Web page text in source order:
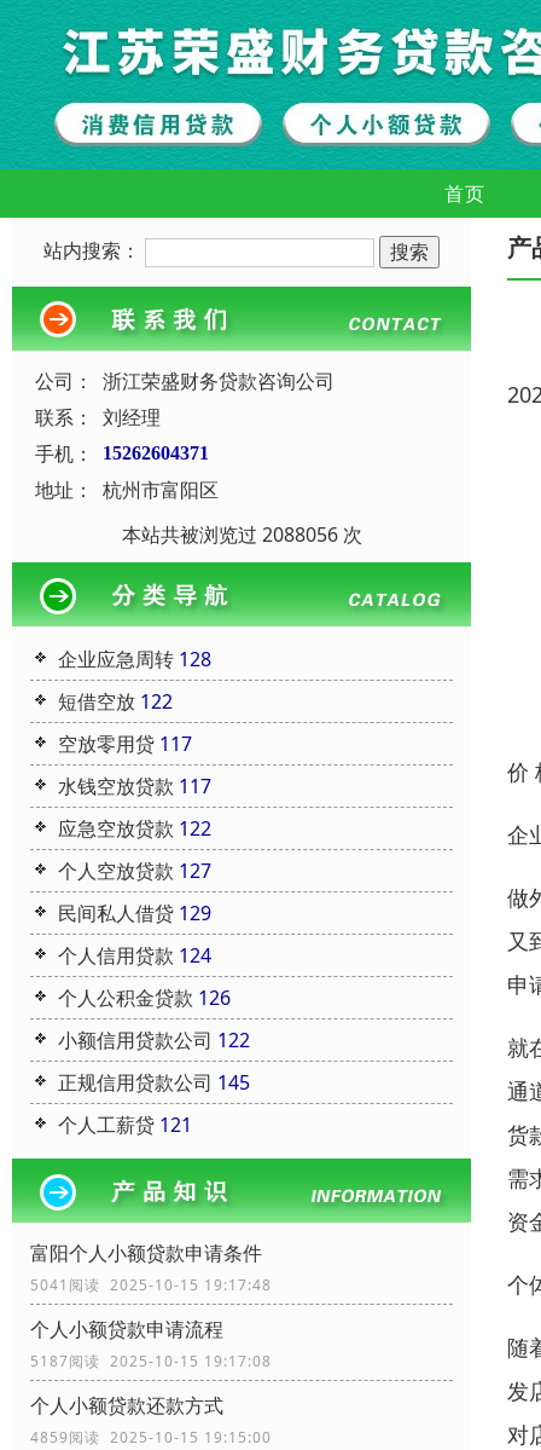
首页
站内搜索：
公司：
浙江荣盛财务贷款咨询公司
联系：
刘经理
手机：
15262604371
地址：
杭州市富阳区
本站共被浏览过 2088056 次
企业应急周转 128
短借空放 122
空放零用贷 117
水钱空放贷款 117
应急空放贷款 122
个人空放贷款 127
民间私人借贷 129
个人信用贷款 124
个人公积金贷款 126
小额信用贷款公司 122
正规信用贷款公司 145
个人工薪贷 121
富阳个人小额贷款申请条件
5041阅读 2025-10-15 19:17:48
个人小额贷款申请流程
5187阅读 2025-10-15 19:17:08
个人小额贷款还款方式
4859阅读 2025-10-15 19:15:00
产
价
企
做
又
申
就
通
货
需
资
个
随
发
对